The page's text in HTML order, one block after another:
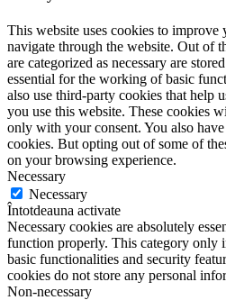
This website uses cookies to
navigate through the website. Out of
are categorized as necessary are
essential for the working of basic
also use third-party cookies that help
you use this website. These cookies
only with your consent. You also
cookies. But opting out of some of
on your browsing experience.
Necessary
Necessary
Întotdeauna activate
Necessary cookies are absolutely
function properly. This category only
basic functionalities and security
cookies do not store any personal
Non-necessary